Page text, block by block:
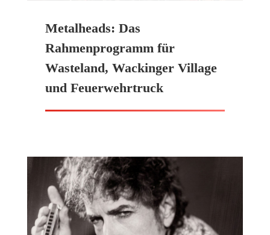
Metalheads: Das
Rahmenprogramm für
Wasteland, Wackinger Village
und Feuerwehrtruck